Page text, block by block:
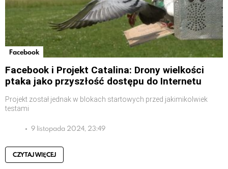
Facebook
Facebook i Projekt Catalina: Drony wielkości
ptaka jako przyszłość dostępu do Internetu
Projekt został jednak w blokach startowych przed jakimikolwiek
testami
9 listopada 2024, 23:49
CZYTAJ WIĘCEJ